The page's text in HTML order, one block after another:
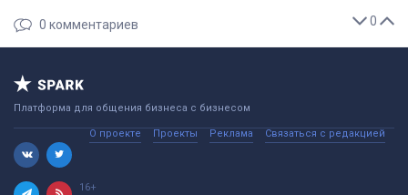
0
0 комментариев
Платформа для общения бизнеса с бизнесом
О проекте Проекты Реклама Связаться с редакцией
16+